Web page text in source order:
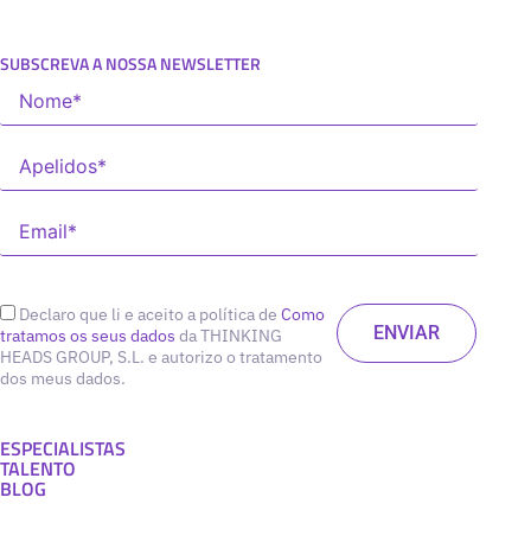
SUBSCREVA A NOSSA NEWSLETTER
Declaro que li e aceito a política de Como
tratamos os seus dados da THINKING
HEADS GROUP, S.L. e autorizo o tratamento
dos meus dados.
ESPECIALISTAS
TALENTO
BLOG